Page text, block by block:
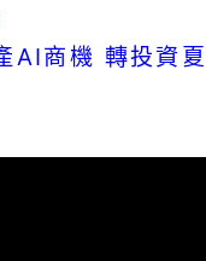
AI商機 轉投資